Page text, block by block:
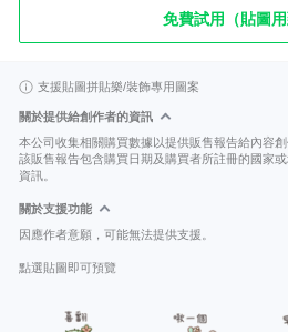
免費試用（貼圖用
支援貼圖拼貼樂/裝飾專用圖案
關於提供給創作者的資訊
本公司收集相關購買數據以提供販售報告給內容創
該販售報告包含購買日期及購買者所註冊的國家
資訊。
關於支援功能
因應作者意願，可能無法提供支援。
點選貼圖即可預覽